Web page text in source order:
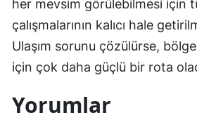
her mevsim görülebilmesi için
çalışmalarının kalıcı hale
Ulaşım sorunu çözülürse,
için çok daha güçlü bir rota
Yorumlar